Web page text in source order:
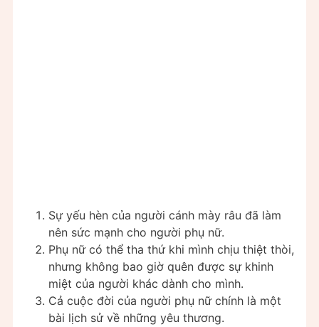
Sự yếu hèn của người cánh mày râu đã làm
nên sức mạnh cho người phụ nữ.
Phụ nữ có thể tha thứ khi mình chịu thiệt thòi,
nhưng không bao giờ quên được sự khinh
miệt của người khác dành cho mình.
Cả cuộc đời của người phụ nữ chính là một
bài lịch sử về những yêu thương.